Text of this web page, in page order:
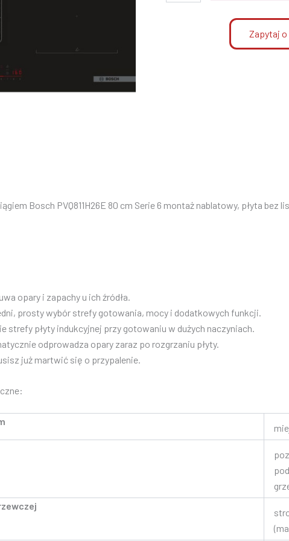
Zapytaj
Bosch PVQ811H26E 80 cm Serie 6 montaż nablatowy, płyta bez
opary i zapachy u ich źródła.
prosty wybór strefy gotowania, mocy i dodatkowych funkcji.
strefy płyty indukcyjnej przy gotowaniu w dużych naczyniach.
odprowadza opary zaraz po rozgrzaniu płyty.
już martwić się o przypalenie.